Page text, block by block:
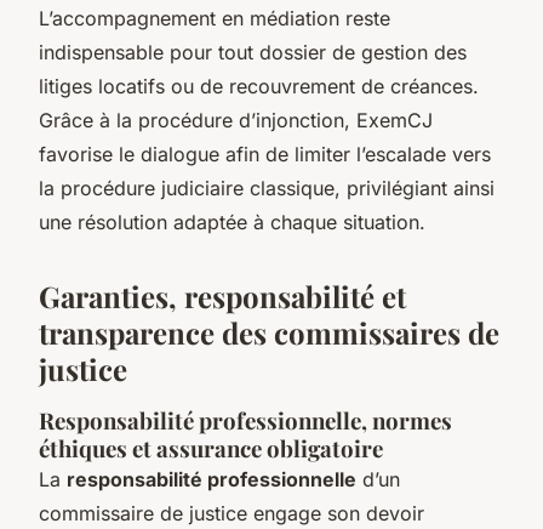
L’accompagnement en médiation reste
indispensable pour tout dossier de gestion des
litiges locatifs ou de recouvrement de créances.
Grâce à la procédure d’injonction, ExemCJ
favorise le dialogue afin de limiter l’escalade vers
la procédure judiciaire classique, privilégiant ainsi
une résolution adaptée à chaque situation.
Garanties, responsabilité et
transparence des commissaires de
justice
Responsabilité professionnelle, normes
éthiques et assurance obligatoire
La responsabilité professionnelle d’un
commissaire de justice engage son devoir